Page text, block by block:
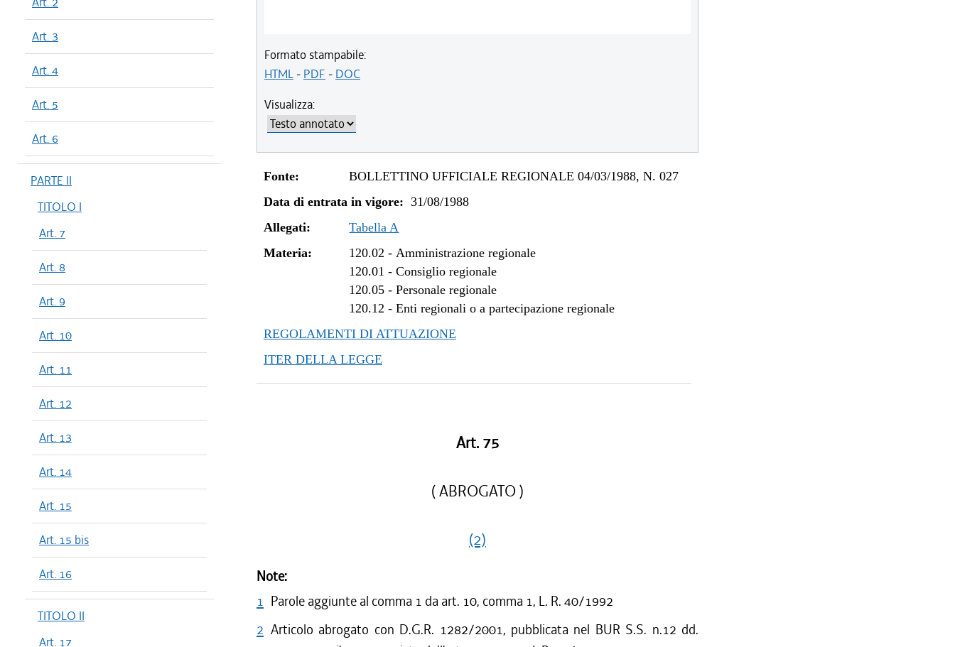
Art. 3
Art. 4
Art. 5
Art. 6
PARTE II
TITOLO I
Art. 7
Art. 8
Art. 9
Art. 10
Art. 11
Art. 12
Art. 13
Art. 14
Art. 15
Art. 15 bis
Art. 16
TITOLO II
Art. 17
Formato stampabile:
HTML- PDF - DOC
Visualizza:
Fonte:
BOLLETTINO UFFICIALE REGIONALE 04/03/1988, N. 027
Data di entrata in vigore: 31/08/1988
Allegati:
Tabella A
Materia:
120.02 -Amministrazione regionale
120.01 -Consiglio regionale
120.05 -Personale regionale
120.12 -Enti regionali o a partecipazione regionale
REGOLAMENTI DI ATTUAZIONE
ITER DELLA LEGGE
Art. 75
( ABROGATO )
(2)
Note:
1 Parole aggiunte al comma 1 da art. 10, comma 1, L. R. 40/1992
2 Articolo abrogato con D.G.R. 1282/2001, pubblicata nel BUR S.S. n.12 dd.